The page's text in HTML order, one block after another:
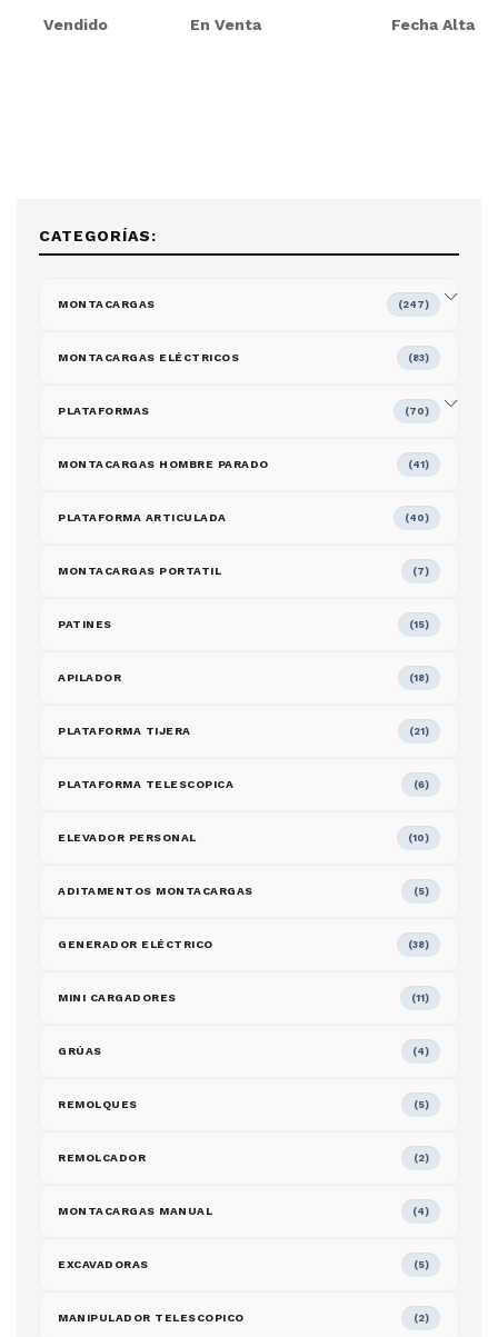
Vendido En Venta Fecha Alta
CATEGORÍAS:
MONTACARGAS (247)
MONTACARGAS ELÉCTRICOS (83)
PLATAFORMAS (70)
MONTACARGAS HOMBRE PARADO (41)
PLATAFORMA ARTICULADA (40)
MONTACARGAS PORTATIL (7)
PATINES (15)
APILADOR (18)
PLATAFORMA TIJERA (21)
PLATAFORMA TELESCOPICA (6)
ELEVADOR PERSONAL (10)
ADITAMENTOS MONTACARGAS (5)
GENERADOR ELÉCTRICO (38)
MINI CARGADORES (11)
GRÚAS (4)
REMOLQUES (5)
REMOLCADOR (2)
MONTACARGAS MANUAL (4)
EXCAVADORAS (5)
MANIPULADOR TELESCOPICO (2)